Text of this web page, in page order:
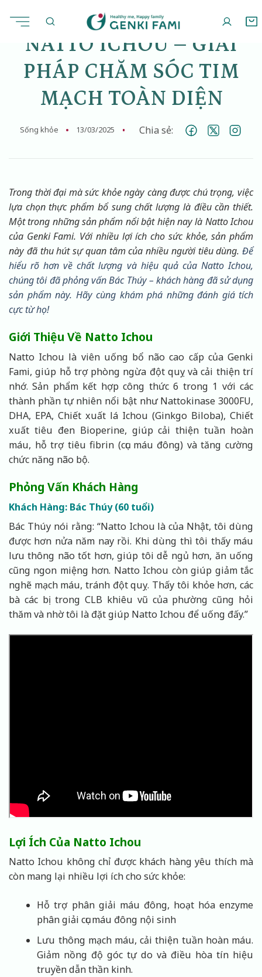
đến
NATTO ICHOU – GIẢI
PHÁP CHĂM SÓC TIM
MẠCH TOÀN DIỆN
Sống khỏe 13/03/2025 Chia sẻ:
Trong thời đại mà sức khỏe ngày càng được chú trọng, việc
lựa chọn thực phẩm bổ sung chất lượng là điều cần thiết.
Một trong những sản phẩm nổi bật hiện nay là Natto Ichou
của Genki Fami. Với nhiều lợi ích cho sức khỏe, sản phẩm
này đã thu hút sự quan tâm của nhiều người tiêu dùng. Để
hiểu rõ hơn về chất lượng và hiệu quả của Natto Ichou,
chúng tôi đã phỏng vấn Bác Thúy – khách hàng đã sử dụng
sản phẩm này. Hãy cùng khám phá những đánh giá tích
cực từ họ!
Giới Thiệu Về Natto Ichou
Natto Ichou là viên uống bổ não cao cấp của Genki
Fami, giúp hỗ trợ phòng ngừa đột quỵ và cải thiện trí
nhớ. Sản phẩm kết hợp công thức 6 trong 1 với các
thành phần tự nhiên nổi bật như Nattokinase 3000FU,
DHA, EPA, Chiết xuất lá Ichou (Ginkgo Biloba), Chiết
xuất tiêu đen Bioperine, giúp cải thiện tuần hoàn
máu, hỗ trợ tiêu fibrin (cục máu đông) và tăng cường
chức năng não bộ.
Phỏng Vấn Khách Hàng
Khách Hàng: Bác Thúy (60 tuổi)
Bác Thúy nói rằng: “Natto Ichou là của Nhật, tôi dùng
được hơn nửa năm nay rồi. Khi dùng thì tôi thấy máu
lưu thông não tốt hơn, giúp tôi dễ ngủ hơn, ăn uống
cũng ngon miệng hơn. Natto Ichou còn giúp giảm tắc
nghẽ mạch máu, tránh đột quỵ. Thấy tôi khỏe hơn, các
bà các bị trong CLB khiêu vũ của phường cũng hỏi
thăm và nhờ tôi là đặt giúp Natto Ichou để uống đấy.”
Lợi Ích Của Natto Ichou
Natto Ichou không chỉ được khách hàng yêu thích mà
còn mang lại nhiều lợi ích cho sức khỏe:
Hỗ trợ phân giải máu đông, hoạt hóa enzyme
phân giải cục máu đông nội sinh
Lưu thông mạch máu, cải thiện tuần hoàn máu.
Giảm nồng độ góc tự do và điều hòa tín hiệu
truyền dẫn thần kinh.